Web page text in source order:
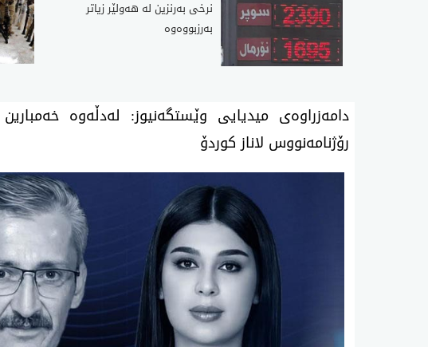
نرخی‌ به‌رنزین له‌ هه‌ولێر زیاتر
به‌رزبووه‌وه‌
دامه‌زراوه‌ی میدیایی وێستگه‌نیوز: له‌دڵه‌وه‌
رۆژنامه‌نووس لاناز كوردۆ